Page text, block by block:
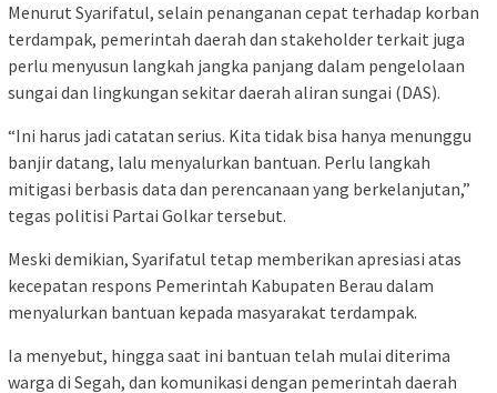
Menurut Syarifatul, selain penanganan cepat terhadap korban
terdampak, pemerintah daerah dan stakeholder terkait juga
perlu menyusun langkah jangka panjang dalam pengelolaan
sungai dan lingkungan sekitar daerah aliran sungai (DAS).
“Ini harus jadi catatan serius. Kita tidak bisa hanya menunggu
banjir datang, lalu menyalurkan bantuan. Perlu langkah
mitigasi berbasis data dan perencanaan yang berkelanjutan,”
tegas politisi Partai Golkar tersebut.
Meski demikian, Syarifatul tetap memberikan apresiasi atas
kecepatan respons Pemerintah Kabupaten Berau dalam
menyalurkan bantuan kepada masyarakat terdampak.
Ia menyebut, hingga saat ini bantuan telah mulai diterima
warga di Segah, dan komunikasi dengan pemerintah daerah